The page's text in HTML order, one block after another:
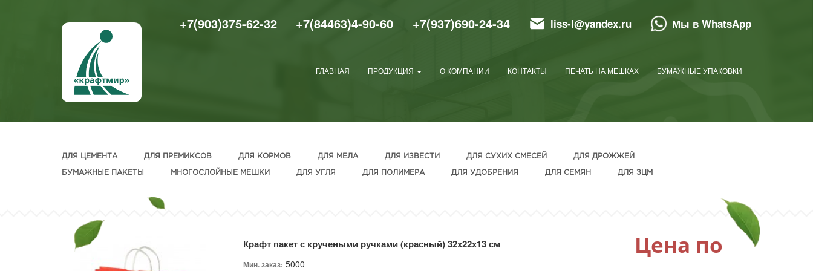
+7(903)375-62-32 +7(84463)4-90-60 +7(937)690-24-34 liss-l@yandex.ru Мы в WhatsApp
ГЛАВНАЯ ПРОДУКЦИЯ О КОМПАНИИ КОНТАКТЫ ПЕЧАТЬ НА МЕШКАХ БУМАЖНЫЕ УПАКОВКИ
ДЛЯ ЦЕМЕНТА ДЛЯ ПРЕМИКСОВ ДЛЯ КОРМОВ ДЛЯ МЕЛА ДЛЯ ИЗВЕСТИ ДЛЯ СУХИХ СМЕСЕЙ ДЛЯ ДРОЖЖЕЙ
БУМАЖНЫЕ ПАКЕТЫ МНОГОСЛОЙНЫЕ МЕШКИ ДЛЯ УГЛЯ ДЛЯ ПОЛИМЕРА ДЛЯ УДОБРЕНИЯ ДЛЯ СЕМЯН ДЛЯ ЗЦМ
Крафт пакет с кручеными ручками (красный) 32x22x13 см
Мин. заказ: 5000
Цена по